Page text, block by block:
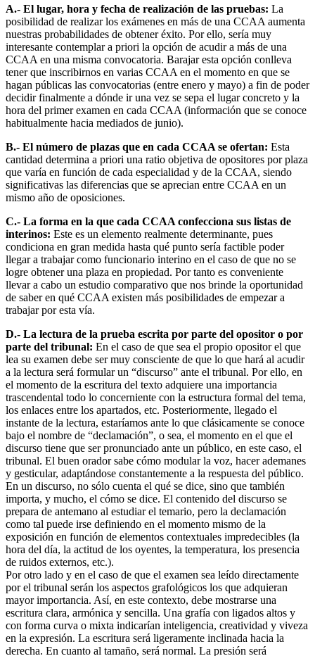
A.- El lugar, hora y fecha de realización de las pruebas: La
posibilidad de realizar los exámenes en más de una CCAA aumenta
nuestras probabilidades de obtener éxito. Por ello, sería muy
interesante contemplar a priori la opción de acudir a más de una
CCAA en una misma convocatoria. Barajar esta opción conlleva
tener que inscribirnos en varias CCAA en el momento en que se
hagan públicas las convocatorias (entre enero y mayo) a fin de poder
decidir finalmente a dónde ir una vez se sepa el lugar concreto y la
hora del primer examen en cada CCAA (información que se conoce
habitualmente hacia mediados de junio).
B.- El número de plazas que en cada CCAA se ofertan: Esta
cantidad determina a priori una ratio objetiva de opositores por plaza
que varía en función de cada especialidad y de la CCAA, siendo
significativas las diferencias que se aprecian entre CCAA en un
mismo año de oposiciones.
C.- La forma en la que cada CCAA confecciona sus listas de
interinos: Este es un elemento realmente determinante, pues
condiciona en gran medida hasta qué punto sería factible poder
llegar a trabajar como funcionario interino en el caso de que no se
logre obtener una plaza en propiedad. Por tanto es conveniente
llevar a cabo un estudio comparativo que nos brinde la oportunidad
de saber en qué CCAA existen más posibilidades de empezar a
trabajar por esta vía.
D.- La lectura de la prueba escrita por parte del opositor o por
parte del tribunal: En el caso de que sea el propio opositor el que
lea su examen debe ser muy consciente de que lo que hará al acudir
a la lectura será formular un “discurso” ante el tribunal. Por ello, en
el momento de la escritura del texto adquiere una importancia
trascendental todo lo concerniente con la estructura formal del tema,
los enlaces entre los apartados, etc. Posteriormente, llegado el
instante de la lectura, estaríamos ante lo que clásicamente se conoce
bajo el nombre de “declamación”, o sea, el momento en el que el
discurso tiene que ser pronunciado ante un público, en este caso, el
tribunal. El buen orador sabe cómo modular la voz, hacer ademanes
y gesticular, adaptándose constantemente a la respuesta del público.
En un discurso, no sólo cuenta el qué se dice, sino que también
importa, y mucho, el cómo se dice. El contenido del discurso se
prepara de antemano al estudiar el temario, pero la declamación
como tal puede irse definiendo en el momento mismo de la
exposición en función de elementos contextuales impredecibles (la
hora del día, la actitud de los oyentes, la temperatura, los presencia
de ruidos externos, etc.).
Por otro lado y en el caso de que el examen sea leído directamente
por el tribunal serán los aspectos grafológicos los que adquieran
mayor importancia. Así, en este contexto, debe mostrarse una
escritura clara, armónica y sencilla. Una grafía con ligados altos y
con forma curva o mixta indicarían inteligencia, creatividad y viveza
en la expresión. La escritura será ligeramente inclinada hacia la
derecha. En cuanto al tamaño, será normal. La presión será